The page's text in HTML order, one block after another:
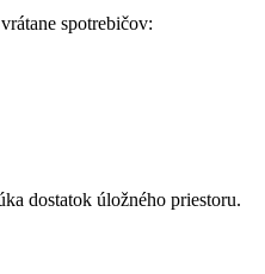
spotrebičov:
dostatok úložného priestoru.